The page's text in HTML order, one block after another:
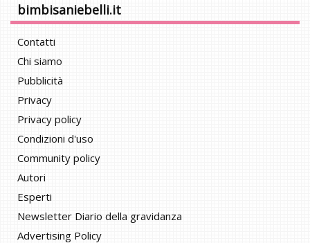
bimbisaniebelli.it
Contatti
Chi siamo
Pubblicità
Privacy
Privacy policy
Condizioni d'uso
Community policy
Autori
Esperti
Newsletter Diario della gravidanza
Advertising Policy